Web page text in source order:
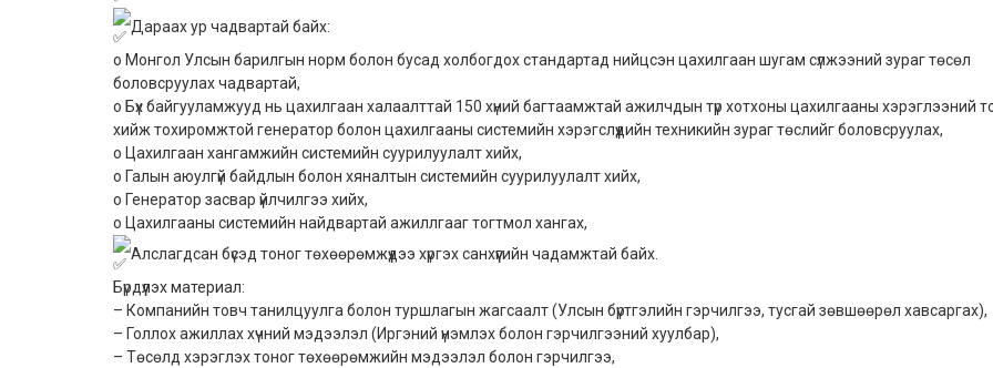
Дараах ур чадвартай байх:
o Монгол Улсын барилгын норм болон бусад холбогдох стандартад нийцсэн цахилгаан шугам сүлжээний зураг төсөл
боловсруулах чадвартай,
o Бүх байгууламжууд нь цахилгаан халаалттай 150 хүний багтаамжтай ажилчдын түр хотхоны цахилгааны хэрэглээний
хийж тохиромжтой генератор болон цахилгааны системийн хэрэгслүүдийн техникийн зураг төслийг боловсруулах,
o Цахилгаан хангамжийн системийн суурилуулалт хийх,
o Галын аюулгүй байдлын болон хяналтын системийн суурилуулалт хийх,
o Генератор засвар үйлчилгээ хийх,
o Цахилгааны системийн найдвартай ажиллгааг тогтмол хангах,
Алслагдсан бүсэд тоног төхөөрөмжүүдээ хүргэх санхүүгийн чадамжтай байх.
Бүрдүүлэх материал:
– Компанийн товч танилцуулга болон туршлагын жагсаалт (Улсын бүртгэлийн гэрчилгээ, тусгай зөвшөөрөл хавсаргах),
– Голлох ажиллах хүчний мэдээлэл (Иргэний үнэмлэх болон гэрчилгээний хуулбар),
– Төсөлд хэрэглэх тоног төхөөрөмжийн мэдээлэл болон гэрчилгээ,